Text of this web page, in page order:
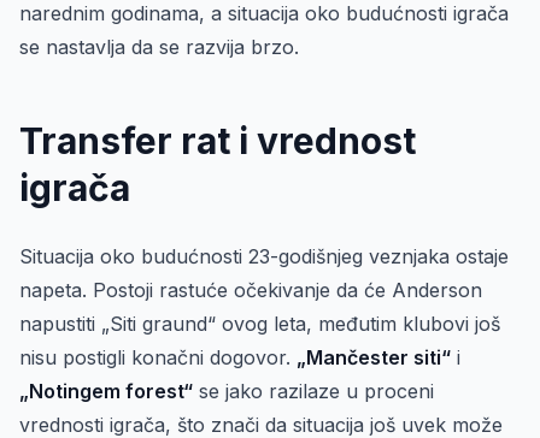
narednim godinama, a situacija oko budućnosti igrača
se nastavlja da se razvija brzo.
Transfer rat i vrednost
igrača
Situacija oko budućnosti 23-godišnjeg veznjaka ostaje
napeta. Postoji rastuće očekivanje da će Anderson
napustiti „Siti graund“ ovog leta, međutim klubovi još
nisu postigli konačni dogovor. „Mančester siti“ i
„Notingem forest“ se jako razilaze u proceni
vrednosti igrača, što znači da situacija još uvek može